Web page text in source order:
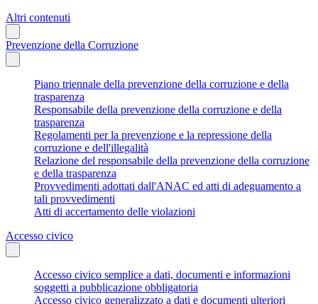
Altri contenuti
Prevenzione della Corruzione
Piano triennale della prevenzione della corruzione e della
trasparenza
Responsabile della prevenzione della corruzione e della
trasparenza
Regolamenti per la prevenzione e la repressione della
corruzione e dell'illegalità
Relazione del responsabile della prevenzione della corruzione
e della trasparenza
Provvedimenti adottati dall'ANAC ed atti di adeguamento a
tali provvedimenti
Atti di accertamento delle violazioni
Accesso civico
Accesso civico semplice a dati, documenti e informazioni
soggetti a pubblicazione obbligatoria
Accesso civico generalizzato a dati e documenti ulteriori